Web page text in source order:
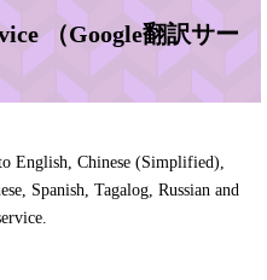
（Google翻訳サー
English, Chinese (Simplified),
Spanish, Tagalog, Russian and